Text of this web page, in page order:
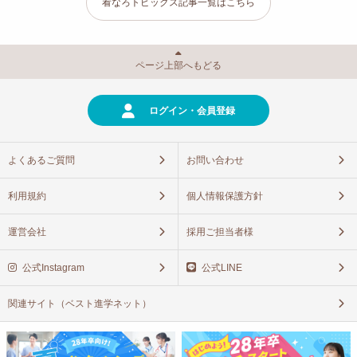
看なろトピックス記事一覧はこちら
ページ上部へもどる
ログイン・会員登録
よくあるご質問 お問い合わせ
利用規約 個人情報保護方針
運営会社 採用ご担当者様
公式Instagram 公式LINE
関連サイト（ベスト進学ネット）